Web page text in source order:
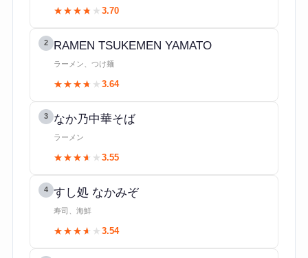
★★★★★
★★★★★ 3.70
2 RAMEN TSUKEMEN YAMATO
ラーメン、つけ麺
★★★★★
★★★★★ 3.64
3 なか乃中華そば
ラーメン
★★★★★
★★★★★ 3.55
4 すし処 なかみぞ
寿司、海鮮
★★★★★
★★★★★ 3.54